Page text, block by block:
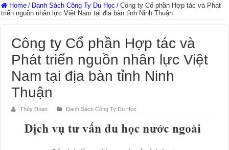
Home / Danh Sách Công Ty Du Học / Công ty Cổ phần Hợp tác và Phát
triển nguồn nhân lực Việt Nam tại địa bàn tỉnh Ninh Thuận
Công ty Cổ phần Hợp tác và
Phát triển nguồn nhân lực Việt
Nam tại địa bàn tỉnh Ninh
Thuận
Thúy Đoan Danh Sách Công Ty Du Học